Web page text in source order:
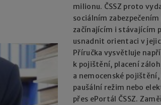
milionu. ČSSZ proto
sociálním zabezpečením
začínajícím i stávajícím
usnadnit orientaci v
Příručka vysvětluje
k pojištění, placení
a nemocenské
paušální režim nebo
přes ePortál ČSSZ.